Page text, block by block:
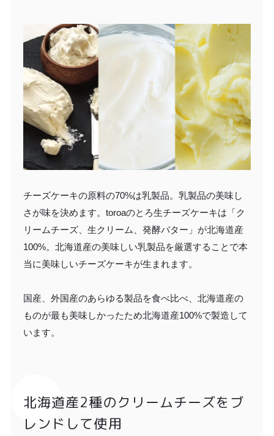
チーズケーキの原料の70%は乳製品。乳製品の美味し
さが味を決めます。toroaのとろ生チーズケーキは「ク
リームチーズ、生クリーム、発酵バター」が北海道産
100%。北海道産の美味しい乳製品を厳選することで本
当に美味しいチーズケーキが生まれます。
国産、外国産のあらゆる製品を食べ比べ、北海道産の
ものが最も美味しかったため北海道産100%で製造して
います。
北海道産2種のクリームチーズをブ
レンドして使用